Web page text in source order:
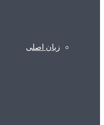
زبان اصلی